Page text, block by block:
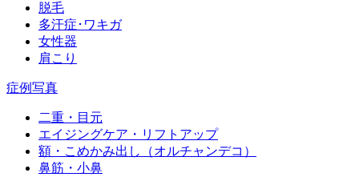
脱毛
多汗症･ワキガ
女性器
肩こり
症例写真
二重・目元
エイジングケア・リフトアップ
額・こめかみ出し（オルチャンデコ）
鼻筋・小鼻